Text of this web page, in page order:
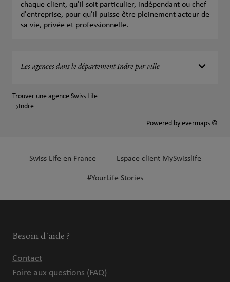
chaque client, qu'il soit particulier, indépendant ou chef
d'entreprise, pour qu'il puisse être pleinement acteur de
sa vie, privée et professionnelle.
Les agences dans le département Indre par ville
Trouver une agence Swiss Life
Indre
Powered by evermaps ©
Swiss Life en France Espace client MySwisslife
#YourLife Stories
Besoin d'aide ?
Contact
Foire aux questions (FAQ)